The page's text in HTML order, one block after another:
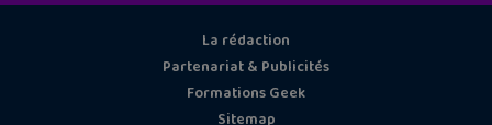
La rédaction
Partenariat & Publicités
Formations Geek
Sitemap